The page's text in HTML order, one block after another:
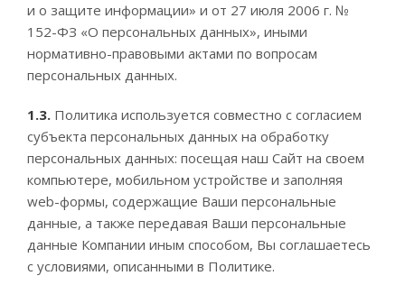
и о защите информации» и от 27 июля 2006 г. №
152-ФЗ «О персональных данных», иными
нормативно-правовыми актами по вопросам
персональных данных.
1.3. Политика используется совместно с согласием
субъекта персональных данных на обработку
персональных данных: посещая наш Сайт на своем
компьютере, мобильном устройстве и заполняя
web-формы, содержащие Ваши персональные
данные, а также передавая Ваши персональные
данные Компании иным способом, Вы соглашаетесь
с условиями, описанными в Политике.